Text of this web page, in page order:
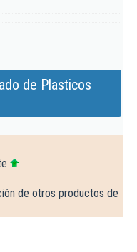
de Plasticos
de otros productos de